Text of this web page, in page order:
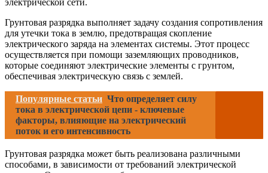
электрической сети.
Грунтовая разрядка выполняет задачу создания сопротивления
для утечки тока в землю, предотвращая скопление
электрического заряда на элементах системы. Этот процесс
осуществляется при помощи заземляющих проводников,
которые соединяют электрические элементы с грунтом,
обеспечивая электрическую связь с землей.
Популярные статьи Что определяет силу
тока в электрической цепи - ключевые
факторы, влияющие на электрический
поток и его интенсивность
Грунтовая разрядка может быть реализована различными
способами, в зависимости от требований электрической